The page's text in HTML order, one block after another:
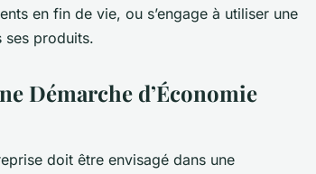
en fin de vie, ou s’engage à utiliser une
ses produits.
Démarche d’Économie
doit être envisagé dans une